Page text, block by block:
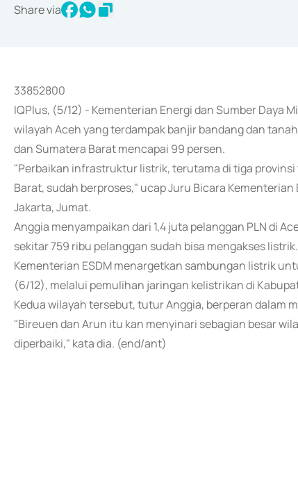
Share via
33852800
IQPlus, (5/12) - Kementerian Energi dan Sumber Daya
wilayah Aceh yang terdampak banjir bandang dan
dan Sumatera Barat mencapai 99 persen.
"Perbaikan infrastruktur listrik, terutama di tiga
Barat, sudah berproses," ucap Juru Bicara
Jakarta, Jumat.
Anggia menyampaikan dari 1,4 juta pelanggan PLN di
sekitar 759 ribu pelanggan sudah bisa mengakses listrik.
Kementerian ESDM menargetkan sambungan listrik
(6/12), melalui pemulihan jaringan kelistrikan di
Kedua wilayah tersebut, tutur Anggia, berperan dalam
"Bireuen dan Arun itu kan menyinari sebagian besar
diperbaiki," kata dia. (end/ant)